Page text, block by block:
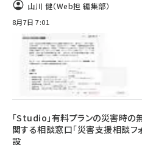
山川 健（Web担 編集部）
8月7日 7:01
「Studio」有料プランの災害時の
関する相談窓口「災害支援相談フ
設